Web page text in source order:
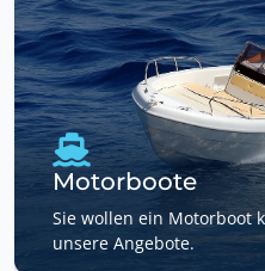
Motorboote
Sie wollen ein Motorboot
unsere Angebote.